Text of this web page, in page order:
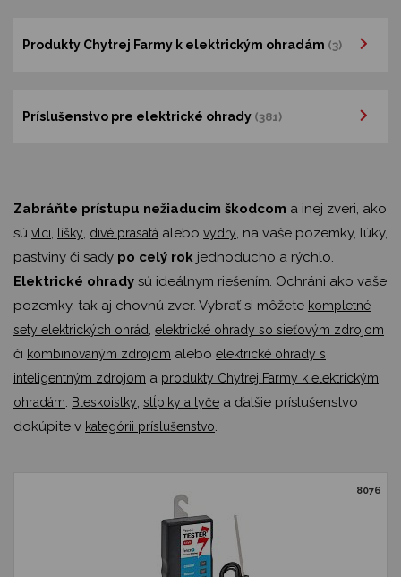
Produkty Chytrej Farmy k elektrickým ohradám (3)
Príslušenstvo pre elektrické ohrady (381)
Zabráňte prístupu nežiaducim škodcom a inej zveri, ako
sú vlci, líšky, divé prasatá alebo vydry, na vaše pozemky, lúky,
pastviny či sady po celý rok jednoducho a rýchlo.
Elektrické ohrady sú ideálnym riešením. Ochráni ako vaše
pozemky, tak aj chovnú zver. Vybrať si môžete kompletné
sety elektrických ohrád, elektrické ohrady so sieťovým zdrojom
či kombinovaným zdrojom alebo elektrické ohrady s
inteligentným zdrojom a produkty Chytrej Farmy k elektrickým
ohradám. Bleskoistky, stĺpiky a tyče a ďalšie príslušenstvo
dokúpite v kategórii príslušenstvo.
8076